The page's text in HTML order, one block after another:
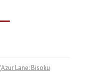
Lane: Bisoku